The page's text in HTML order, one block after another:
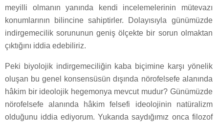
meyilli olmanın yanında kendi incelemelerinin mütevazı
konumlarının bilincine sahiptirler. Dolayısıyla günümüzde
indirgemecilik sorununun geniş ölçekte bir sorun olmaktan
çıktığını iddia edebiliriz.
Peki biyolojik indirgemeciliğin kaba biçimine karşı yönelik
oluşan bu genel konsensüsün dışında nörofelsefe alanında
hâkim bir ideolojik hegemonya mevcut mudur? Günümüzde
nörofelsefe alanında hâkim felsefi ideolojinin natüralizm
olduğunu iddia ediyorum. Yukarıda saydığımız onca filozof